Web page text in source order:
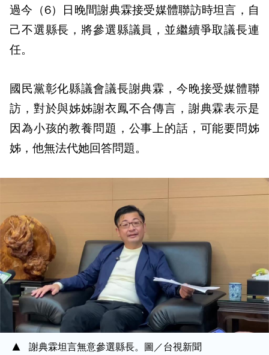
過今（6）日晚間謝典霖接受媒體聯訪時坦言，自
己不選縣長，將參選縣議員，並繼續爭取議長連
任。
國民黨彰化縣議會議長謝典霖，今晚接受媒體聯
訪，對於與姊姊謝衣鳳不合傳言，謝典霖表示是
因為小孩的教養問題，公事上的話，可能要問姊
姊，他無法代她回答問題。
謝典霖坦言無意參選縣長。圖／台視新聞